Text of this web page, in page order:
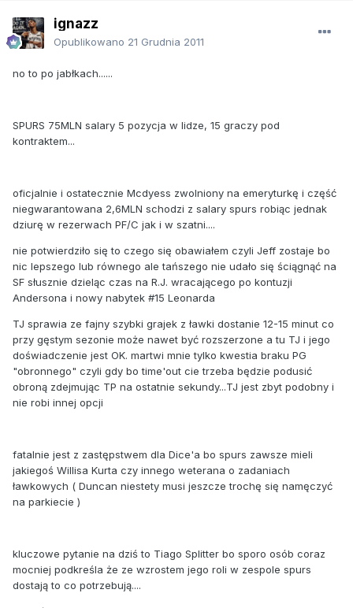
ignazz
Opublikowano 21 Grudnia 2011
no to po jabłkach......
SPURS 75MLN salary 5 pozycja w lidze, 15 graczy pod
kontraktem...
oficjalnie i ostatecznie Mcdyess zwolniony na emeryturkę i część
niegwarantowana 2,6MLN schodzi z salary spurs robiąc jednak
dziurę w rezerwach PF/C jak i w szatni....
nie potwierdziło się to czego się obawiałem czyli Jeff zostaje bo
nic lepszego lub równego ale tańszego nie udało się ściągnąć na
SF słusznie dzieląc czas na R.J. wracającego po kontuzji
Andersona i nowy nabytek #15 Leonarda
TJ sprawia ze fajny szybki grajek z ławki dostanie 12-15 minut co
przy gęstym sezonie może nawet być rozszerzone a tu TJ i jego
doświadczenie jest OK. martwi mnie tylko kwestia braku PG
"obronnego" czyli gdy bo time'out cie trzeba będzie podusić
obroną zdejmując TP na ostatnie sekundy...TJ jest zbyt podobny i
nie robi innej opcji
fatalnie jest z zastępstwem dla Dice'a bo spurs zawsze mieli
jakiegoś Willisa Kurta czy innego weterana o zadaniach
ławkowych ( Duncan niestety musi jeszcze trochę się namęczyć
na parkiecie )
kluczowe pytanie na dziś to Tiago Splitter bo sporo osób coraz
mocniej podkreśla że ze wzrostem jego roli w zespole spurs
dostają to co potrzebują....